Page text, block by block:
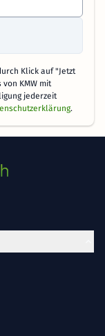
Klick auf "Jetzt
KMW mit
jederzeit
.